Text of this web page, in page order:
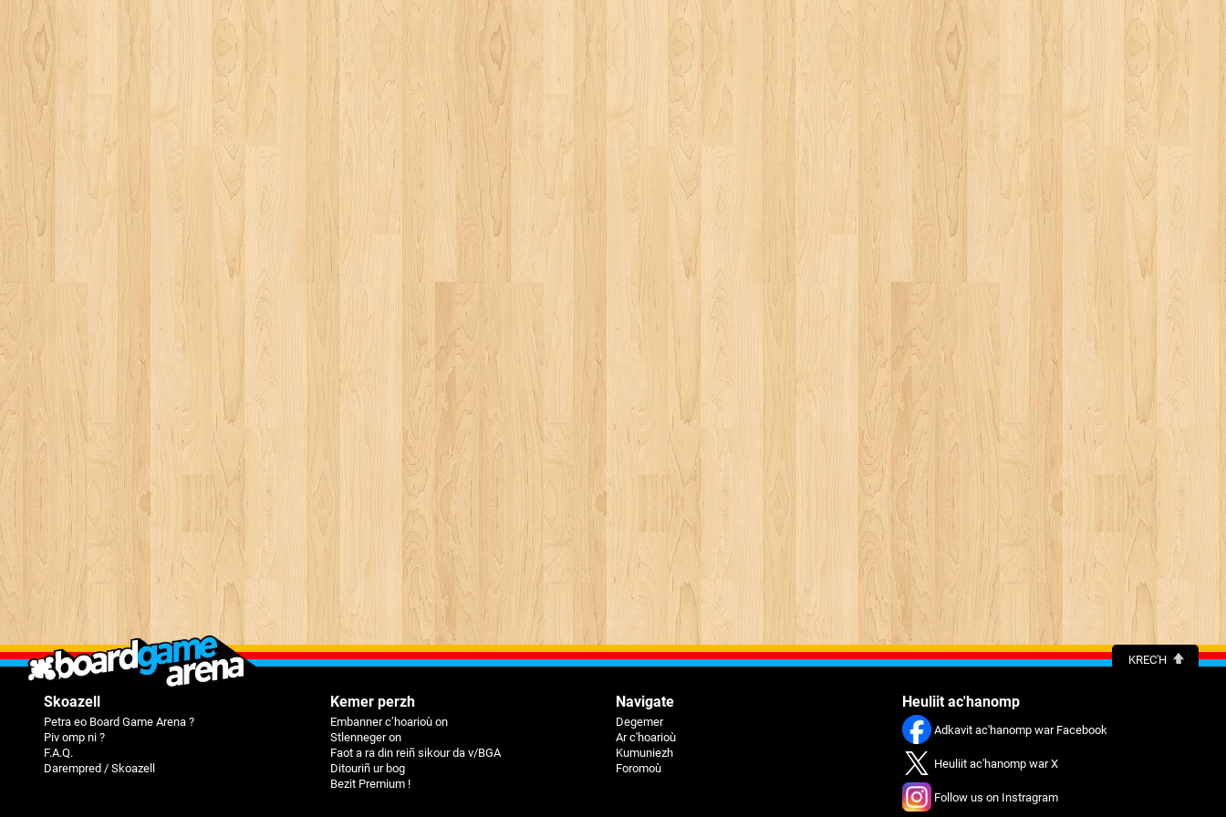
KREC'H
Skoazell
Petra eo Board Game Arena ?
Piv omp ni ?
F.A.Q.
Darempred / Skoazell
Kemer perzh
Embanner c’hoarioù on
Stlenneger on
Faot a ra din reiñ sikour da v/BGA
Ditouriñ ur bog
Bezit Premium !
Navigate
Degemer
Ar c'hoarioù
Kumuniezh
Foromoù
Heuliit ac'hanomp
Adkavit ac'hanomp war Facebook
Heuliit ac'hanomp war X
Follow us on Instragram